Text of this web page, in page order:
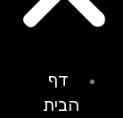
דף
הבית